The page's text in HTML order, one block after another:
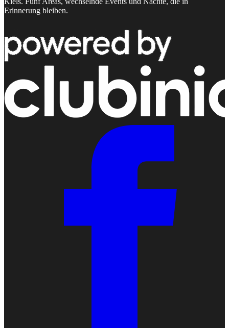
Erinnerung bleiben.